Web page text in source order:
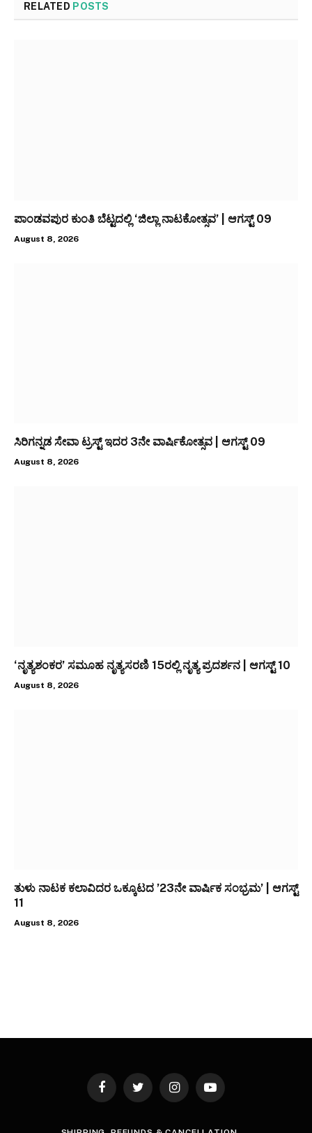
RELATED POSTS
ಪಾಂಡವಪುರ ಕುಂತಿ ಬೆಟ್ಟದಲ್ಲಿ ‘ಜಿಲ್ಲಾ ನಾಟಕೋತ್ಸವ’ | ಆಗಸ್ಟ್ 09
August 8, 2026
ಸಿರಿಗನ್ನಡ ಸೇವಾ ಟ್ರಸ್ಟ್ ಇದರ 3ನೇ ವಾರ್ಷಿಕೋತ್ಸವ | ಆಗಸ್ಟ್ 09
August 8, 2026
‘ನೃತ್ಯಶಂಕರ’ ಸಮೂಹ ನೃತ್ಯಸರಣಿ 15ರಲ್ಲಿ ನೃತ್ಯ ಪ್ರದರ್ಶನ | ಆಗಸ್ಟ್ 10
August 8, 2026
ತುಳು ನಾಟಕ ಕಲಾವಿದರ ಒಕ್ಕೂಟದ ’23ನೇ ವಾರ್ಷಿಕ ಸಂಭ್ರಮ’ | ಆಗಸ್ಟ್
11
August 8, 2026
FacebookTwitter InstagramYouTube